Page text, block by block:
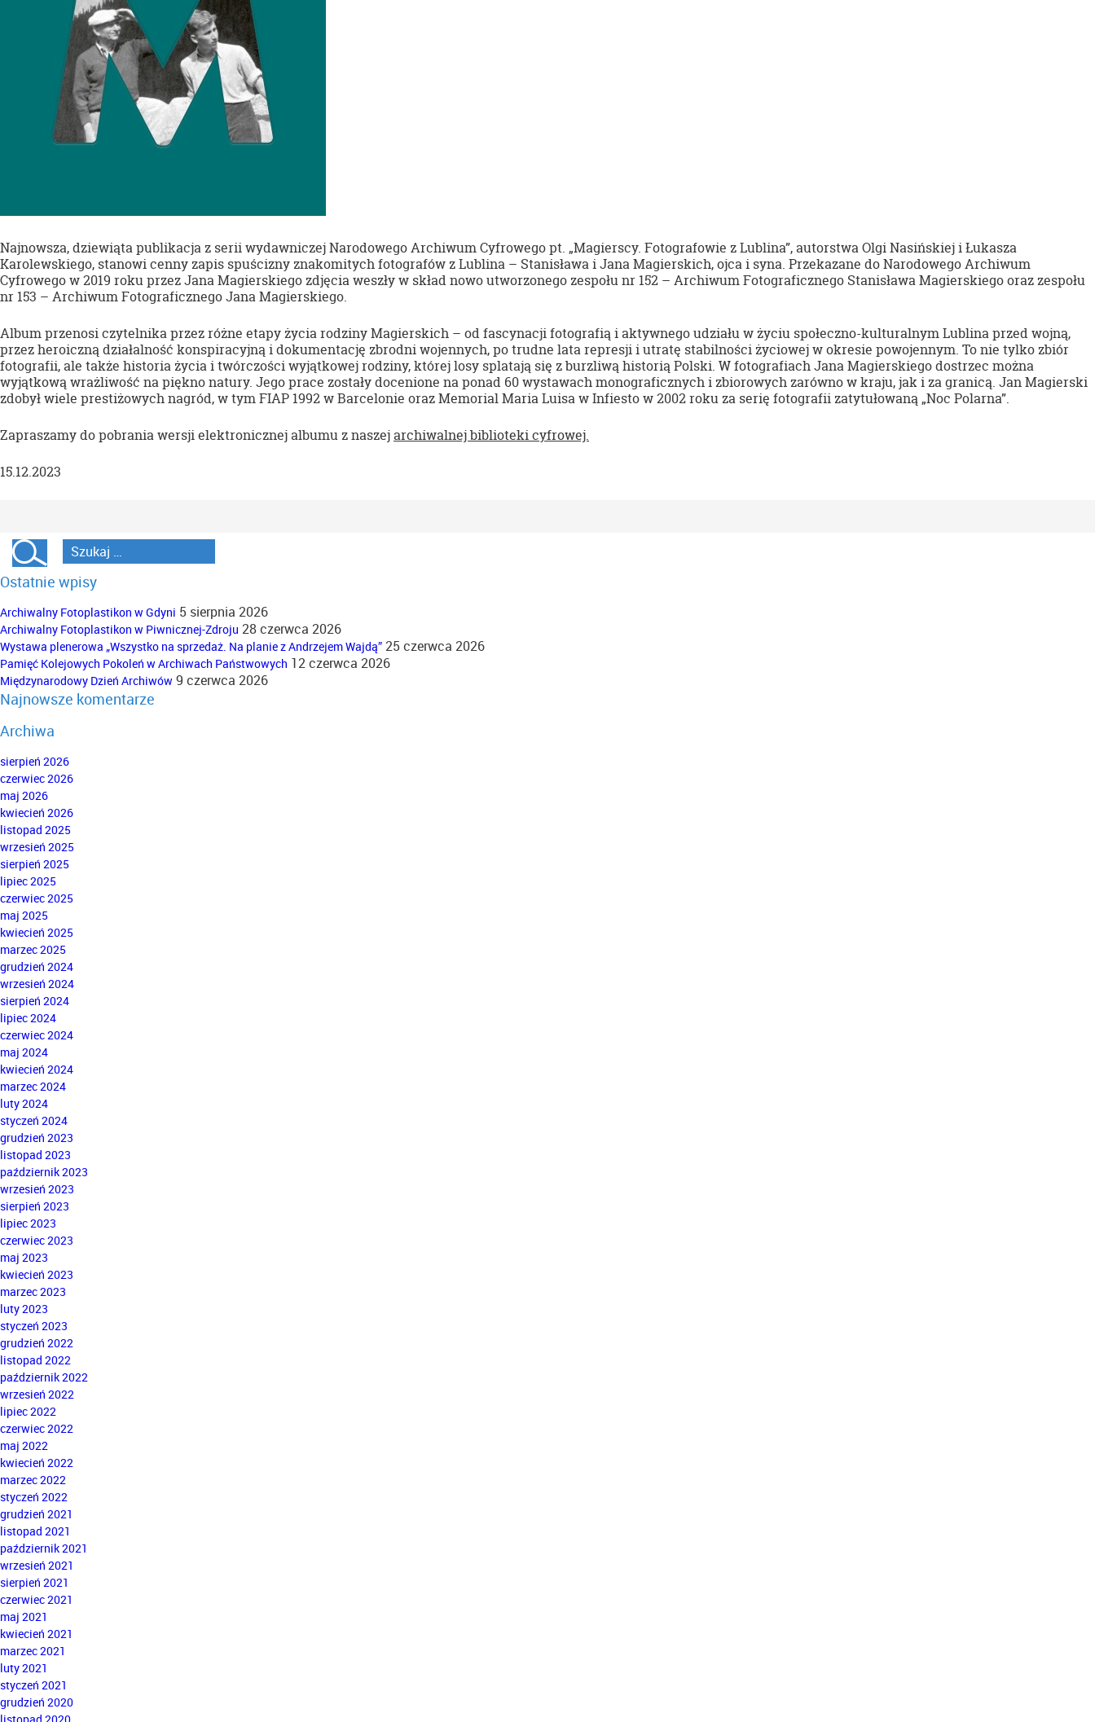
Najnowsza, dziewiąta publikacja z serii wydawniczej Narodowego Archiwum Cyfrowego pt. „Magierscy. Fotografowie z Lublina”, autorstwa Olgi Nasińskiej i Łukasza
Karolewskiego, stanowi cenny zapis spuścizny znakomitych fotografów z Lublina – Stanisława i Jana Magierskich, ojca i syna. Przekazane do Narodowego Archiwum
Cyfrowego w 2019 roku przez Jana Magierskiego zdjęcia weszły w skład nowo utworzonego zespołu nr 152 – Archiwum Fotograficznego Stanisława Magierskiego oraz zespołu
nr 153 – Archiwum Fotograficznego Jana Magierskiego.
Album przenosi czytelnika przez różne etapy życia rodziny Magierskich – od fascynacji fotografią i aktywnego udziału w życiu społeczno-kulturalnym Lublina przed wojną,
przez heroiczną działalność konspiracyjną i dokumentację zbrodni wojennych, po trudne lata represji i utratę stabilności życiowej w okresie powojennym. To nie tylko zbiór
fotografii, ale także historia życia i twórczości wyjątkowej rodziny, której losy splatają się z burzliwą historią Polski. W fotografiach Jana Magierskiego dostrzec można
wyjątkową wrażliwość na piękno natury. Jego prace zostały docenione na ponad 60 wystawach monograficznych i zbiorowych zarówno w kraju, jak i za granicą. Jan Magierski
zdobył wiele prestiżowych nagród, w tym FIAP 1992 w Barcelonie oraz Memorial Maria Luisa w Infiesto w 2002 roku za serię fotografii zatytułowaną „Noc Polarna”.
Zapraszamy do pobrania wersji elektronicznej albumu z naszejarchiwalnej biblioteki cyfrowej.
15.12.2023
Ostatnie wpisy
Archiwalny Fotoplastikon w Gdyni 5 sierpnia 2026
Archiwalny Fotoplastikon w Piwnicznej-Zdroju 28 czerwca 2026
Wystawa plenerowa „Wszystko na sprzedaż. Na planie z Andrzejem Wajdą” 25 czerwca 2026
Pamięć Kolejowych Pokoleń w Archiwach Państwowych 12 czerwca 2026
Międzynarodowy Dzień Archiwów 9 czerwca 2026
Najnowsze komentarze
Archiwa
sierpień 2026
czerwiec 2026
maj 2026
kwiecień 2026
listopad 2025
wrzesień 2025
sierpień 2025
lipiec 2025
czerwiec 2025
maj 2025
kwiecień 2025
marzec 2025
grudzień 2024
wrzesień 2024
sierpień 2024
lipiec 2024
czerwiec 2024
maj 2024
kwiecień 2024
marzec 2024
luty 2024
styczeń 2024
grudzień 2023
listopad 2023
październik 2023
wrzesień 2023
sierpień 2023
lipiec 2023
czerwiec 2023
maj 2023
kwiecień 2023
marzec 2023
luty 2023
styczeń 2023
grudzień 2022
listopad 2022
październik 2022
wrzesień 2022
lipiec 2022
czerwiec 2022
maj 2022
kwiecień 2022
marzec 2022
styczeń 2022
grudzień 2021
listopad 2021
październik 2021
wrzesień 2021
sierpień 2021
czerwiec 2021
maj 2021
kwiecień 2021
marzec 2021
luty 2021
styczeń 2021
grudzień 2020